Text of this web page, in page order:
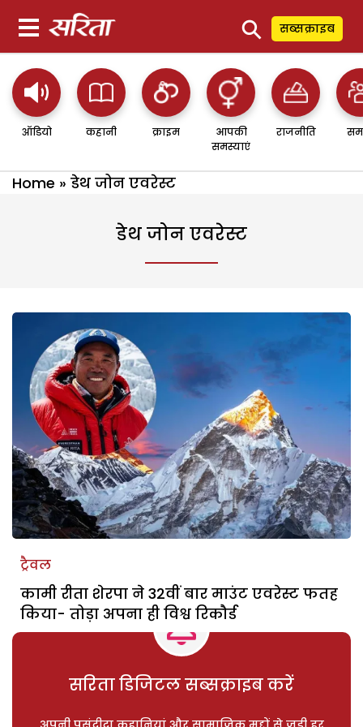
⚲ सब्सक्राइब
ऑडियो कहानी क्राइम
आपकी
समस्याएं
राजनीति
Home » डेथ जोन एवरेस्ट
डेथ जोन एवरेस्ट
ट्रैवल
कामी रीता शेरपा ने 32वीं बार माउंट एवरेस्ट फतह
किया- तोड़ा अपना ही विश्व रिकौर्ड
सरिता डिजिटल सब्सक्राइब करें